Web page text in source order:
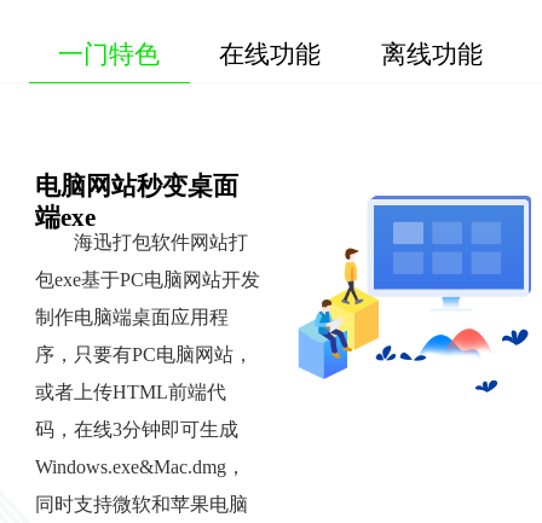
一门特色 在线功能 离线功能
电脑网站秒变桌面
端exe
海迅打包软件网站打
包exe基于PC电脑网站开发
制作电脑端桌面应用程
序，只要有PC电脑网站，
或者上传HTML前端代
码，在线3分钟即可生成
Windows.exe&Mac.dmg，
同时支持微软和苹果电脑